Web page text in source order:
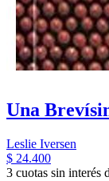
Una
Leslie Iversen
$ 24.400
3 cuotas sin interés